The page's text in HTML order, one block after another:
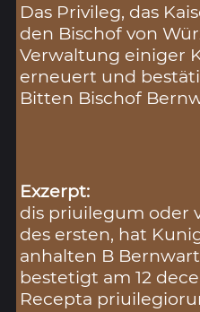
Das Privileg, das
den Bischof von
Verwaltung einiger
erneuert und
Bitten Bischof
Exzerpt:
dis priuilegum oder
des ersten, hat
anhalten B
bestetigt am 12
Recepta